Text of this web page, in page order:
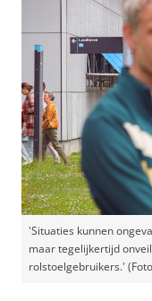
'Situaties kunnen
maar tegelijkertijd
rolstoelgebruikers.'